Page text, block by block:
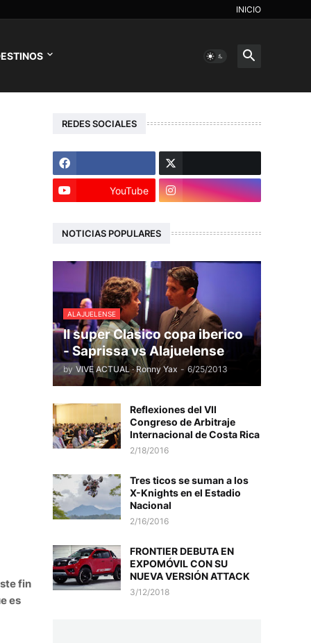
INICIO
fin
es
REDES SOCIALES
YouTube
NOTICIAS POPULARES
ALAJUELENSE
II super Clasico copa iberico
- Saprissa vs Alajuelense
by VIVE ACTUAL · Ronny Yax - 6/25/2013
Reflexiones del VII
Congreso de Arbitraje
Internacional de Costa Rica
2/18/2016
Tres ticos se suman a los
X-Knights en el Estadio
Nacional
2/16/2016
FRONTIER DEBUTA EN
EXPOMÓVIL CON SU
NUEVA VERSIÓN ATTACK
3/12/2018